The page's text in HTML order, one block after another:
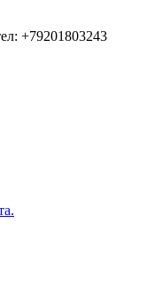
+79201803243